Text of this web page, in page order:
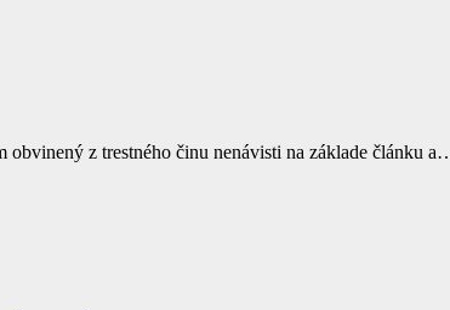
obvinený z trestného činu nenávisti na základe článku